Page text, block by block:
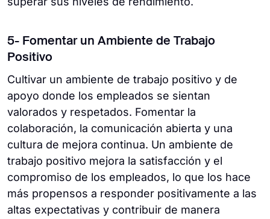
5- Fomentar un Ambiente de Trabajo
Positivo
Cultivar un ambiente de trabajo positivo y de
apoyo donde los empleados se sientan
valorados y respetados. Fomentar la
colaboración, la comunicación abierta y una
cultura de mejora continua. Un ambiente de
trabajo positivo mejora la satisfacción y el
compromiso de los empleados, lo que los hace
más propensos a responder positivamente a las
altas expectativas y contribuir de manera